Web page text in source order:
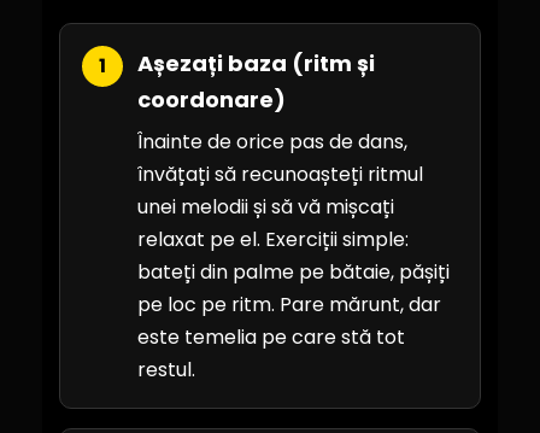
1
Așezați baza (ritm și
coordonare)
Înainte de orice pas de dans,
învățați să recunoașteți ritmul
unei melodii și să vă mișcați
relaxat pe el. Exerciții simple:
bateți din palme pe bătaie, pășiți
pe loc pe ritm. Pare mărunt, dar
este temelia pe care stă tot
restul.